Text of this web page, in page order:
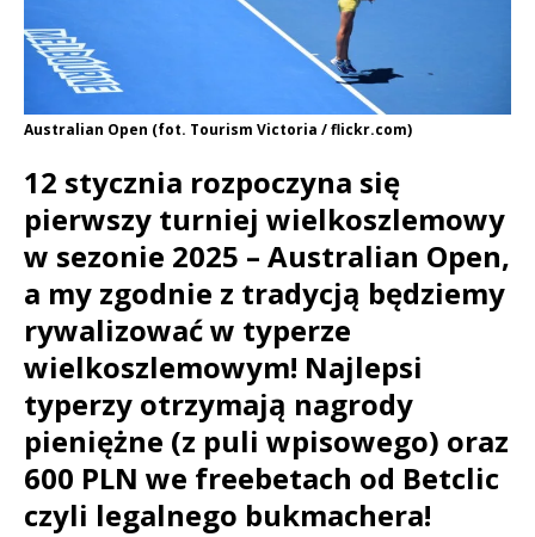
Australian Open (fot. Tourism Victoria / flickr.com)
12 stycznia rozpoczyna się
pierwszy turniej wielkoszlemowy
w sezonie 2025 – Australian Open,
a my zgodnie z tradycją będziemy
rywalizować w typerze
wielkoszlemowym! Najlepsi
typerzy otrzymają nagrody
pieniężne (z puli wpisowego) oraz
600 PLN we freebetach od Betclic
czyli legalnego bukmachera!